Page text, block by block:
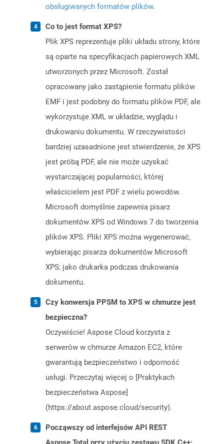
obsługiwanych formatów plików.
Co to jest format XPS?
Plik XPS reprezentuje pliki układu strony, które
są oparte na specyfikacjach papierowych XML
utworzonych przez Microsoft. Został
opracowany jako zastąpienie formatu plików
EMF i jest podobny do formatu plików PDF, ale
wykorzystuje XML w układzie, wyglądu i
drukowaniu dokumentu. W rzeczywistości
bardziej uzasadnione jest stwierdzenie, że XPS
jest próbą PDF, ale nie może uzyskać
wystarczającej popularności, której
właścicielem jest PDF z wielu powodów.
Microsoft domyślnie zapewnia pisarz
dokumentów XPS od Windows 7 do tworzenia
plików XPS. Pliki XPS można wygenerować,
wybierając pisarza dokumentów Microsoft
XPS; jako drukarka podczas drukowania
dokumentu.
Czy konwersja PPSM to XPS w chmurze jest
bezpieczna?
Oczywiście! Aspose Cloud korzysta z
serwerów w chmurze Amazon EC2, które
gwarantują bezpieczeństwo i odporność
usługi. Przeczytaj więcej o [Praktykach
bezpieczeństwa Aspose]
(https://about.aspose.cloud/security).
Począwszy od interfejsów API REST